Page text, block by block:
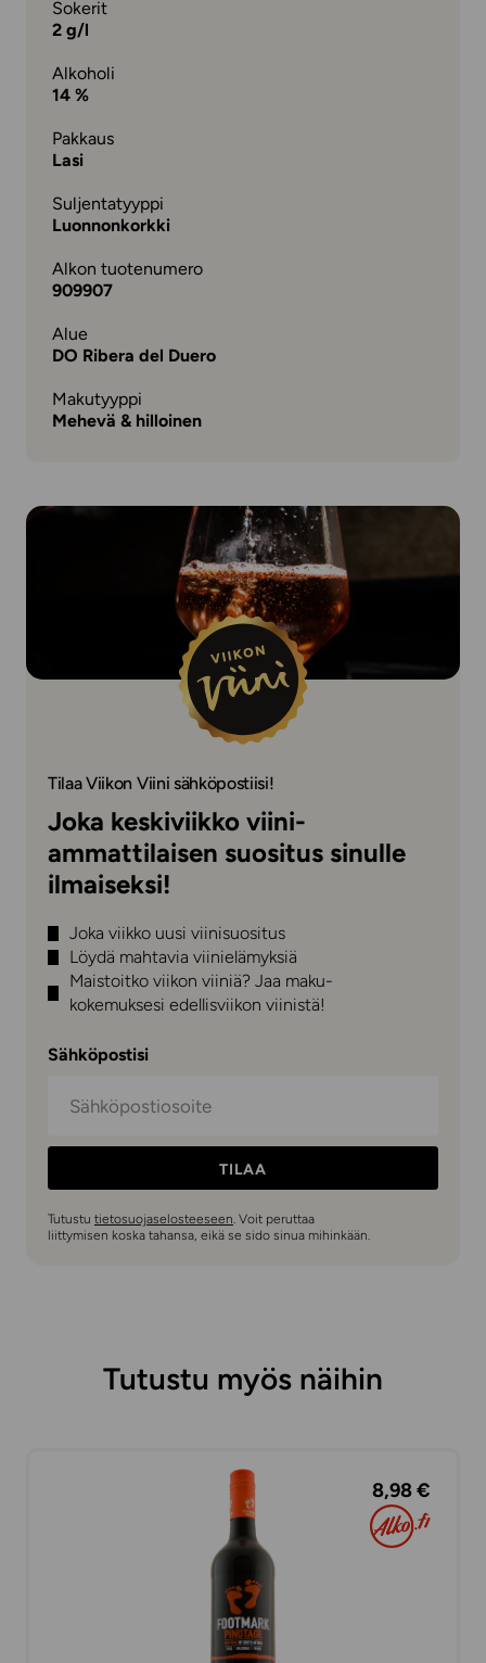
Sokerit
2 g/l
Alkoholi
14 %
Pakkaus
Lasi
Suljentatyyppi
Luonnonkorkki
Alkon tuotenumero
909907
Alue
DO Ribera del Duero
Makutyyppi
Mehevä & hilloinen
Tilaa Viikon Viini sähköpostiisi!
Joka keskiviikko viini-
ammattilaisen suositus sinulle
ilmaiseksi!
Joka viikko uusi viinisuositus
Löydä mahtavia viinielämyksiä
Maistoitko viikon viiniä? Jaa maku-
kokemuksesi edellisviikon viinistä!
Sähköpostisi
TILAA
Tutustu tietosuojaselosteeseen. Voit peruttaa
liittymisen koska tahansa, eikä se sido sinua mihinkään.
Tutustu myös näihin
8,98 €